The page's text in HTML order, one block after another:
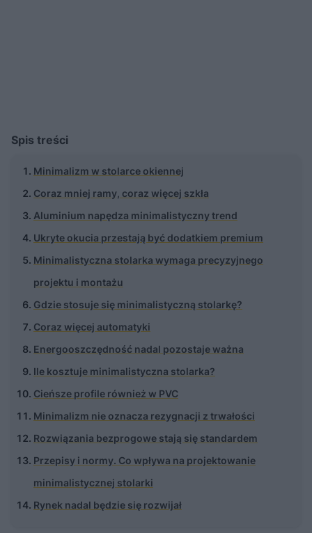
Spis treści
Minimalizm w stolarce okiennej
Coraz mniej ramy, coraz więcej szkła
Aluminium napędza minimalistyczny trend
Ukryte okucia przestają być dodatkiem premium
Minimalistyczna stolarka wymaga precyzyjnego
projektu i montażu
Gdzie stosuje się minimalistyczną stolarkę?
Coraz więcej automatyki
Energooszczędność nadal pozostaje ważna
Ile kosztuje minimalistyczna stolarka?
Cieńsze profile również w PVC
Minimalizm nie oznacza rezygnacji z trwałości
Rozwiązania bezprogowe stają się standardem
Przepisy i normy. Co wpływa na projektowanie
minimalistycznej stolarki
Rynek nadal będzie się rozwijał